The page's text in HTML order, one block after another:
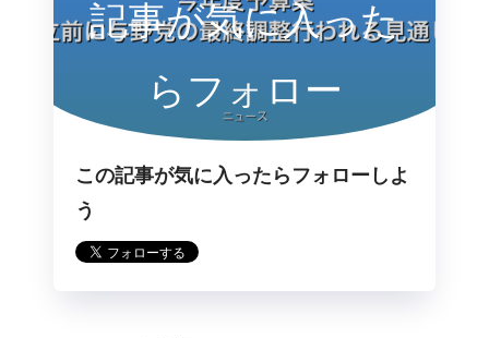
記事が気に入った
らフォロー
この記事が気に入ったらフォローしよ
う